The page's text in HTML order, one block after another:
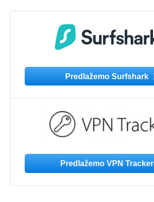
Predlažemo Surfshark
Predlažemo VPN Tracker